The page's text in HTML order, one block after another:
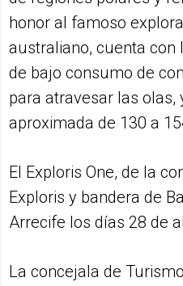
honor al famoso
australiano, cuenta con
de bajo consumo de
para atravesar las olas,
aproximada de 130 a
El Exploris One, de la
Exploris y bandera de
Arrecife los días 28 de
La concejala de